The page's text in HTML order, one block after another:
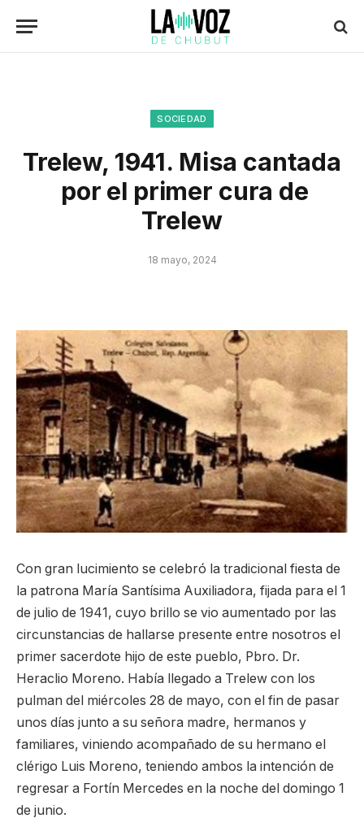
SOCIEDAD
Trelew, 1941. Misa cantada
por el primer cura de
Trelew
18 mayo, 2024
Con gran lucimiento se celebró la tradicional fiesta de
la patrona María Santísima Auxiliadora, fijada para el 1
de julio de 1941, cuyo brillo se vio aumentado por las
circunstancias de hallarse presente entre nosotros el
primer sacerdote hijo de este pueblo, Pbro. Dr.
Heraclio Moreno. Había llegado a Trelew con los
pulman del miércoles 28 de mayo, con el fin de pasar
unos días junto a su señora madre, hermanos y
familiares, viniendo acompañado de su hermano el
clérigo Luis Moreno, teniendo ambos la intención de
regresar a Fortín Mercedes en la noche del domingo 1
de junio.